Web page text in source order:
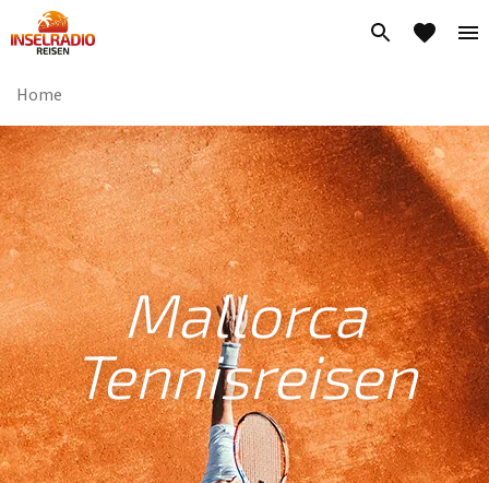
Home
Mallorca
Tennisreisen